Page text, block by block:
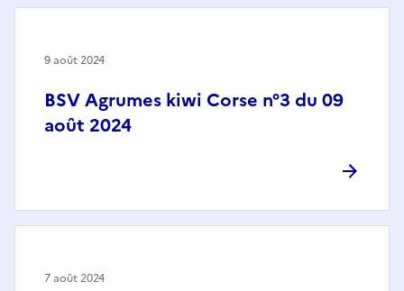
BSV Agrumes kiwi Corse n°3 du 09
août 2024
9 août 2024
7 août 2024